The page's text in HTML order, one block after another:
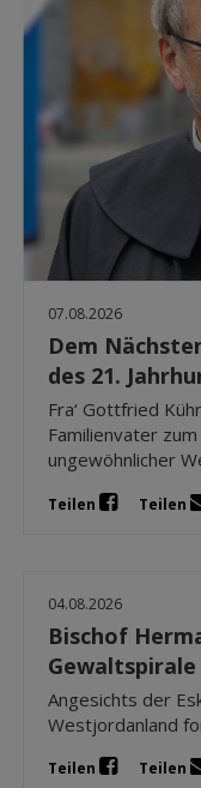
07.08.2026
Dem
des 21.
Fra‘ Gottfried
Familienvater
ungewöhnlicher
Teilen Teilen
04.08.2026
Bischof
Angesichts der
Westjordanland
Teilen Teilen